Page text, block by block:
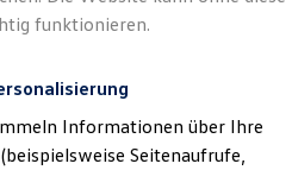
Anzahlung
Schlussrate
Garantien
Sie jetzt
ID.3 Neo!
funktionieren.
Informationen über Ihre
Seitenaufrufe,